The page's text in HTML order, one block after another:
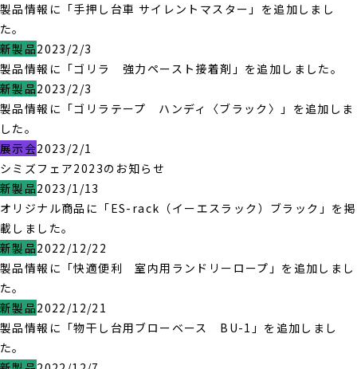
製品情報に「手押し台車 サイレントマスター」を追加しまし
た。
新製品2023/2/3
製品情報に「ゴリラ 強力ペースト接着剤」を追加しました。
新製品2023/2/3
製品情報に「ゴリラテープ ハンディ〈ブラック〉」を追加しま
した。
展示会2023/2/1
シミズフェア2023のお知らせ
新製品2023/1/13
オリジナル商品に「ES-rack（イーエスラック）ブラック」を掲
載しました。
新製品2022/12/22
製品情報に「快適便利 室内用ランドリーロープ」を追加しまし
た。
新製品2022/12/21
製品情報に「物干し台用ブローベース BU-1」を追加しまし
た。